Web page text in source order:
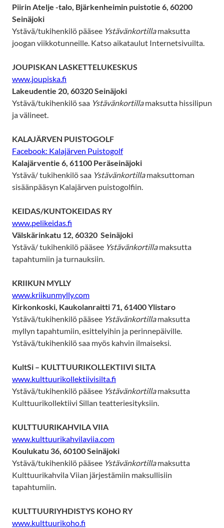
Piirin Atelje -talo, Bjärkenheimin puistotie 6, 60200
Seinäjoki
Ystävä/tukihenkilö pääsee Ystävänkortillamaksutta
joogan viikkotunneille. Katso aikataulut Internetsivuilta.
JOUPISKAN LASKETTELUKESKUS
www.joupiska.fi
Lakeudentie 20, 60320 Seinäjoki
Ystävä/tukihenkilö saa Ystävänkortillamaksutta hissilipun
ja välineet.
KALAJÄRVEN PUISTOGOLF
Facebook: Kalajärven Puistogolf
Kalajärventie 6, 61100 Peräseinäjoki
Ystävä/ tukihenkilö saa Ystävänkortillamaksuttoman
sisäänpääsyn Kalajärven puistogolfiin.
KEIDAS/KUNTOKEIDAS RY
www.pelikeidas.fi
Välskärinkatu 12, 60320 Seinäjoki
Ystävä/ tukihenkilö pääsee Ystävänkortillamaksutta
tapahtumiin ja turnauksiin.
KRIIKUN MYLLY
www.kriikunmylly.com
Kirkonkoski, Kaukolanraitti 71, 61400 Ylistaro
Ystävä/tukihenkilö pääsee Ystävänkortillamaksutta
myllyn tapahtumiin, esittelyihin ja perinnepäiville.
Ystävä/tukihenkilö saa myös kahvin ilmaiseksi.
KultSi – KULTTUURIKOLLEKTIIVI SILTA
www.kulttuurikollektiivisilta.fi
Ystävä/tukihenkilö pääsee Ystävänkortillamaksutta
Kulttuurikollektiivi Sillan teatteriesityksiin.
KULTTUURIKAHVILA VIIA
www.kulttuurikahvilaviia.com
Koulukatu 36, 60100 Seinäjoki
Ystävä/tukihenkilö pääsee Ystävänkortillamaksutta
Kulttuurikahvila Viian järjestämiin maksullisiin
tapahtumiin.
KULTTUURIYHDISTYS KOHO RY
www.kulttuurikoho.fi